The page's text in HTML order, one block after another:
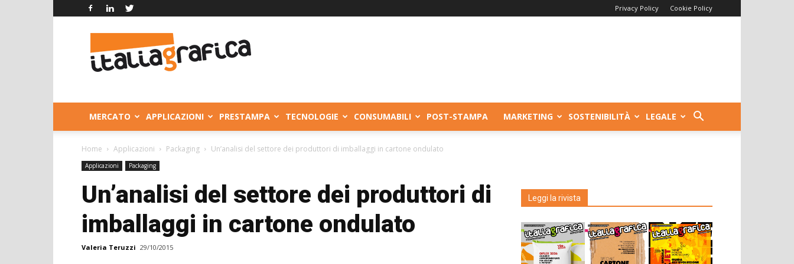
Privacy Policy Cookie Policy
Grafica
MERCATO APPLICAZIONI PRESTAMPA TECNOLOGIE CONSUMABILI POST-STAMPA MARKETING SOSTENIBILITÀ LEGALE
Home Applicazioni Packaging Un’analisi del settore dei produttori di imballaggi in cartone ondulato
Applicazioni Packaging
Un’analisi del settore dei produttori di
imballaggi in cartone ondulato
Valeria Teruzzi 29/10/2015
Leggi la rivista